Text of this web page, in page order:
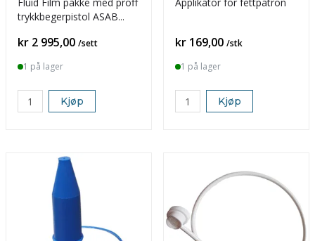
trykkbegerpistol ASAB
Pris
kr 2 995,00 /sett
1 på lager
Kjøp
Pris
kr 169,00 /stk
1 på lager
Kjøp